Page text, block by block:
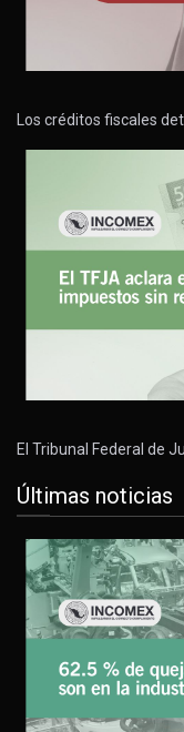
Los créditos fiscales
El Tribunal Federal de
Últimas noticias